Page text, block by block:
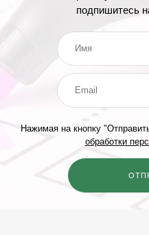
подпишитесь
Нажимая на кнопку
обработки